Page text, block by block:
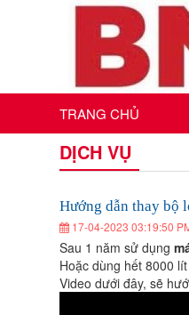
TRANG CHỦ
Hướng
dẫn
thay
bộ
lọc
Hướng
dẫn
thay
bộ
lọc
cho
Hướng
dẫn
bộ
lọc
cho
máy
Hướng
dẫn
thay
lọc
cho
máy
lọc
nước
ion
dẫn
thay
cho
máy
lọc
nước
ion
kiềm
Mitsubishi
dẫn
thay
bộ
máy
lọc
nước
ion
kiềm
Mitsubishi
Cleansui
EU301
DỊCH VỤ
Hướng dẫn thay bộ
17-04-2023 03:19:50
Sau 1 năm sử dụng
Hoặc dùng hết 8000
Video dưới đây, sẽ